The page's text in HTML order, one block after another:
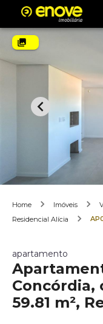
Home Imóveis
Residencial Alícia
apartamento
Concórdia,
59.81 m²,